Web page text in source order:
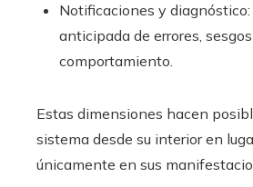
Notificaciones y
anticipada de errores,
comportamiento.
Estas dimensiones hacen
sistema desde su interior en
únicamente en sus